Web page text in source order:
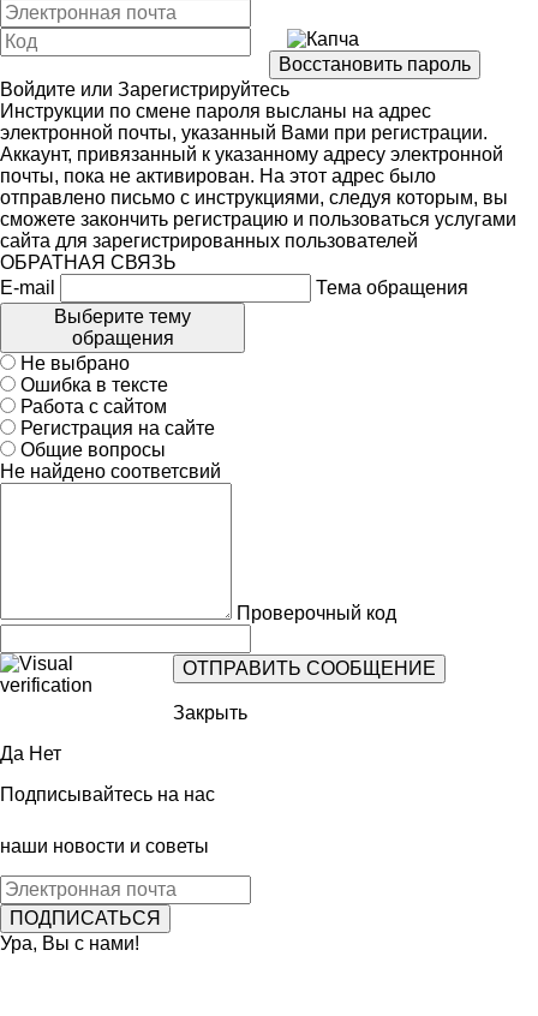
Войдите или Зарегистрируйтесь
Инструкции по смене пароля высланы на адрес
электронной почты, указанный Вами при регистрации.
Аккаунт, привязанный к указанному адресу электронной
почты, пока не активирован. На этот адрес было
отправлено письмо с инструкциями, следуя которым, вы
сможете закончить регистрацию и пользоваться услугами
сайта для зарегистрированных пользователей
ОБРАТНАЯ СВЯЗЬ
E-mail
Тема обращения
Выберите тему
обращения
Не выбрано
Ошибка в тексте
Работа с сайтом
Регистрация на сайте
Общие вопросы
Не найдено соответсвий
Проверочный код
Закрыть
Да Нет
Подписывайтесь на нас
наши новости и советы
Ура, Вы с нами!